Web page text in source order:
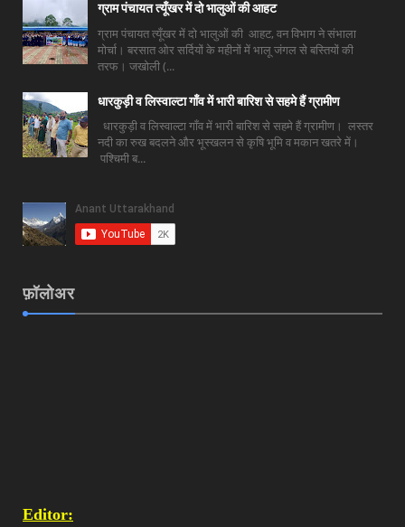
ग्राम पंचायत त्यूँखर में दो भालुओं की आहट
ग्राम पंचायत त्यूँखर में दो भालुओं की आहट, वन विभाग ने संभाला
मोर्चा। बरसात ओर सर्दियों के महीनों में भालू जंगल से बस्तियों की
तरफ। जखोली (...
धारकुड़ी व लिस्वाल्टा गाँव में भारी बारिश से सहमे हैं ग्रामीण
धारकुड़ी व लिस्वाल्टा गाँव में भारी बारिश से सहमे हैं ग्रामीण। लस्तर
नदी का रुख बदलने और भूस्खलन से कृषि भूमि व मकान खतरे में।
पश्चिमी ब...
फ़ॉलोअर
Editor: